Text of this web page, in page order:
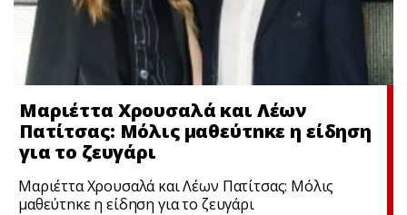
Μαριέττα Χρουσαλά και Λέων
Πατίτσας: Μόλις μαθεύτnκε η είδηση
για το ζευγάρι
Μαριέττα Χρουσαλά και Λέων Πατίτσας: Μόλις
μαθεύτnκε η είδηση για το ζευγάρι